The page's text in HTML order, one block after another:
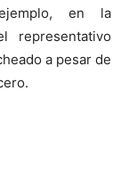
en la
representativo
a pesar de